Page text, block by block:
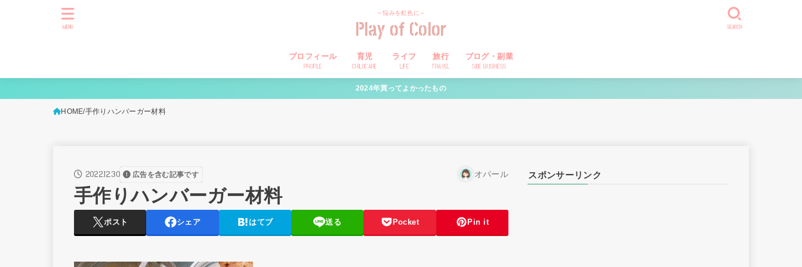
～悩みを虹色に～
Play of Color
プロフィール
PROFILE
育児
CHILDCARE
ライフ
LIFE
旅行
TRAVEL
ブログ・副業
SIDE BUSINESS
SEARCH
MENU
2024年買ってよかったもの
HOME 手作りハンバーガー材料
2022.12.30 広告を含む記事です オパール
手作りハンバーガー材料
ポスト シェア はてブ 送る Pocket Pin it
スポンサーリンク